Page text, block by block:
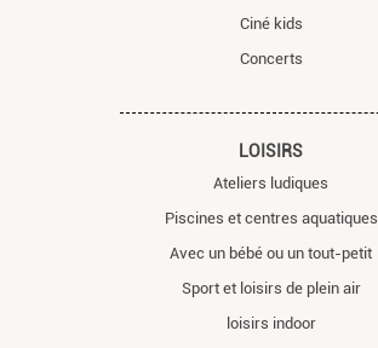
Ciné kids
Concerts
LOISIRS
Ateliers ludiques
Piscines et centres aquatiques
Avec un bébé ou un tout-petit
Sport et loisirs de plein air
loisirs indoor